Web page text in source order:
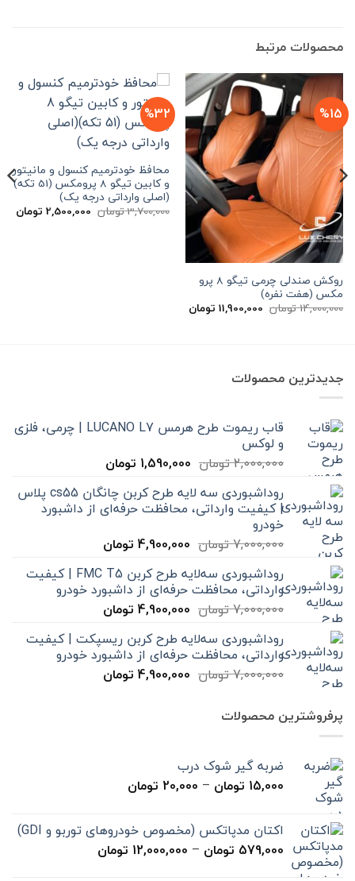
محصولات مرتبط
%15
روکش صندلی چرمی تیگو 8 پرو
مکس (هفت نفره)
14,000,000تومان قیمت
اصلی
11,900,000 تومانقیمت
فعلی
%32
محافظ خودترمیم کنسول و مانیتور
و کابین تیگو 8 پرومکس (51 تکه)
(اصلی وارداتی درجه یک)
3,700,000تومان قیمت
اصلی
2,500,000 تومان
جدیدترین محصولات
قاب ریموت طرح هرمس LUCANO L7 | چرمی، فلزی
و لوکس
2,000,000تومان قیمت
2,000,000 تومان
بود.
1,590,000 تومانقیمت
1,590,000 تومان
است.
روداشبوردی سه‌ لایه طرح کربن چانگان cs55 پلاس
| کیفیت وارداتی، محافظت حرفه‌ای از داشبورد
خودرو
7,000,000تومان قیمت
7,000,000 تومان
بود.
4,900,000 تومانقیمت
4,900,000 تومان
است.
روداشبوردی سه‌لایه طرح کربن FMC T5 | کیفیت
وارداتی، محافظت حرفه‌ای از داشبورد خودرو
7,000,000تومان قیمت
7,000,000 تومان
بود.
4,900,000 تومانقیمت
4,900,000 تومان
است.
روداشبوردی سه‌لایه طرح کربن ریسپکت | کیفیت
وارداتی، محافظت حرفه‌ای از داشبورد خودرو
7,000,000تومان قیمت
4,900,000 تومانقیمت
پرفروشترین محصولات
ضربه گیر شوک درب
15,000 تومان –
20,000 تومان
تا
20,000 تومان
اکتان مدپاتکس (مخصوص خودروهای توربو و GDI)
579,000 تومان –
12,000,000 تومان